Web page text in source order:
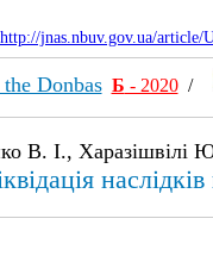
http://jnas.nbuv.gov.ua/article/
Donbas Б - 2020/
В. І.,